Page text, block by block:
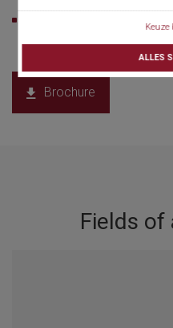
Keuze
ALLES
Ideal for primary URS
Brochure
Fields of